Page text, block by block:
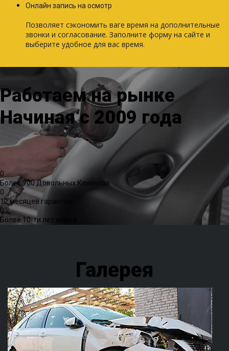
Онлайн запись на осмотр
Позволяет сэкономить ваге время на дополнительные
звонки и согласование. Заполните форму на сайте и
выберите удобное для вас время.
Работаем на рынке
Начиная с 2009 года
0
Более 700 Довольных Клиентов
0
12 месяцев гарантии
0
Более 10-ти лет опыта
Галерея